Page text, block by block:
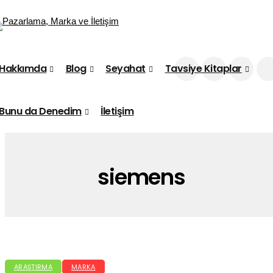
Blog Seyahat Tavsiye Kitaplar
da Denedim İletişim
siemens
ARAŞTIRMA MARKA